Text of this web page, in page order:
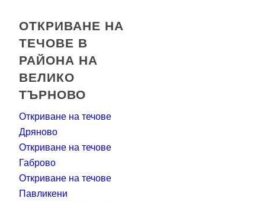
ОТКРИВАНЕ НА
ТЕЧОВЕ В
РАЙОНА НА
ВЕЛИКО
ТЪРНОВО
Откриване на течове
Дряново
Откриване на течове
Габрово
Откриване на течове
Павликени